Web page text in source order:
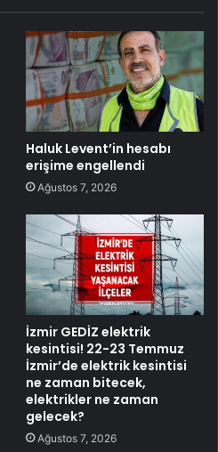
Haluk Levent’in hesabı
erişime engellendi
Ağustos 7, 2026
İzmir GEDİZ elektrik
kesintisi! 22-23 Temmuz
İzmir’de elektrik kesintisi
ne zaman bitecek,
elektrikler ne zaman
gelecek?
Ağustos 7, 2026